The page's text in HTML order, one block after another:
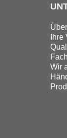
Wir